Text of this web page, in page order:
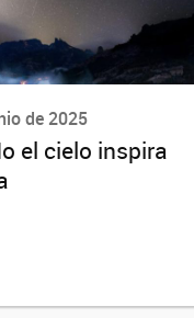
de 2025
el cielo inspira